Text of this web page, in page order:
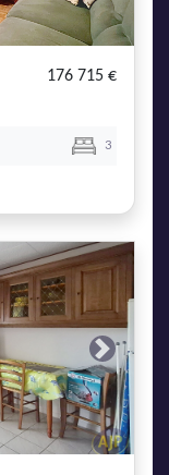
176 715 €
3
Next